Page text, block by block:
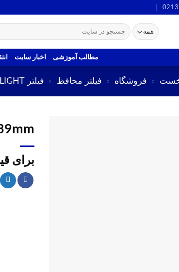
جستجو
برای:
مطالب آموزشی اخبار سایت
» فروشگاه » فیلتر محافظ » فیلتر SKYLIGHT
برای